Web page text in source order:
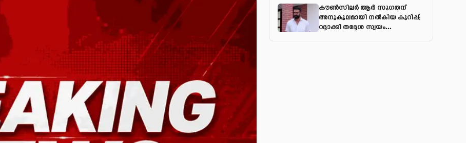
കൗൺസിലർ ആർ സുഗതന്
അനുകൂലമായി നല്‍കിയ കുറിപ്പ്;
റദ്ദാക്കി തദ്ദേശ സ്വയം